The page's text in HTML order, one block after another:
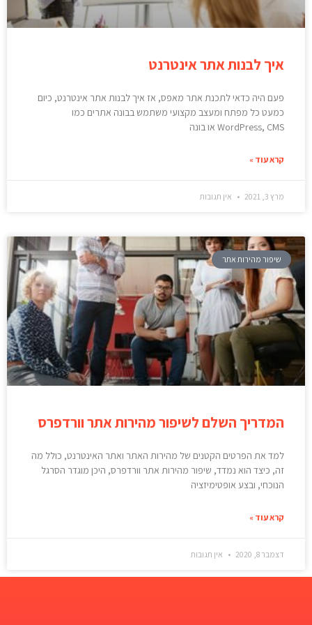
איך לבנות אתר אינטרנט
פעם היה כדאי לתכנת אתר מאפס, אז איך לבנות אתר אינטרנט, כיום
כמעט כל מפתח ומעצב מקצועי משתמש בבונה אתרים כמו
WordPress, CMS או בונה
קרא עוד »
מרץ 3, 2021 אין תגובות
שיפור מהירות אתר
המדריך השלם לשיפור מהירות אתר וורדפרס
למד את הפרטים הקטנים של מהירות האתר ואתר האינטרנט, כולל מה
זה, כיצד הוא נמדד, שיפור מהירות אתר וורדפרס, היכן מוגדר הסרגל
הנוכחי, ובצע אופטימיזציה
קרא עוד »
דצמבר 8, 2020 אין תגובות